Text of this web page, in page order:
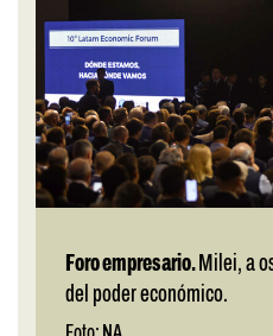
Foro empresario. Milei, a
del poder económico.